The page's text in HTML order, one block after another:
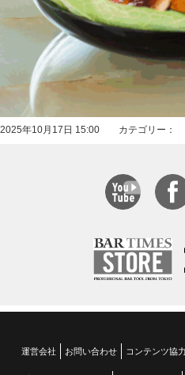
2025年10月17日 15:00 カテゴリー：
運営会社 お問い合わせ コンテンツ協力